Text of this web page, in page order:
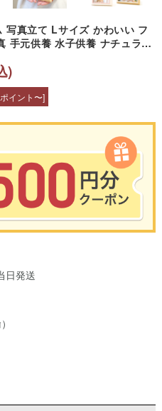
写真立て Lサイズ かわいい フ
手元供養 水子供養 ナチュラル
)
イント〜]
録＆ログインすることも可能です。
日発送